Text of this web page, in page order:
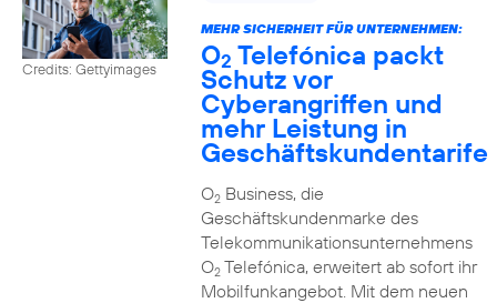
Credits: Gettyimages
MEHR SICHERHEIT FÜR UNTERNEHMEN:
O2 Telefónica packt
Schutz vor
Cyberangriffen und
mehr Leistung in
Geschäftskundentarife
O2Business, die
Geschäftskundenmarke des
Telekommunikationsunternehmens
O2Telefónica, erweitert ab sofort ihr
Mobilfunkangebot. Mit dem neuen